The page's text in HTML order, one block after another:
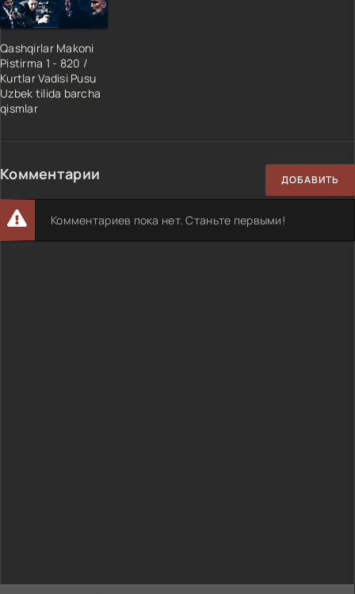
Qashqirlar Makoni
Pistirma 1 - 820 /
Kurtlar Vadisi Pusu
Uzbek tilida barcha
qismlar
Комментарии ДОБАВИТЬ
Комментариев пока нет. Станьте первыми!